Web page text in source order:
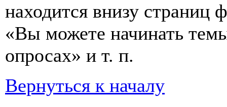
находится внизу
«Вы можете начинать
опросах» и т. п.
Вернуться к началу